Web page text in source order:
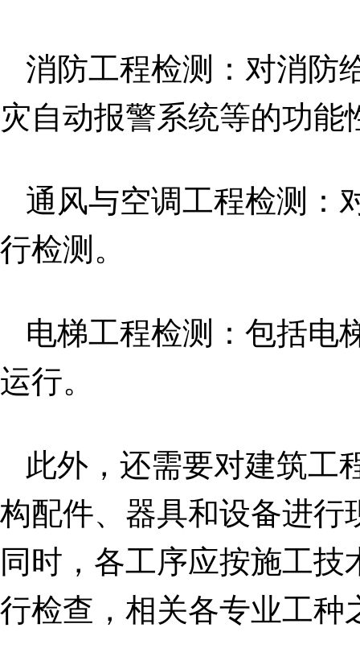
消防工程检测：对消防
灾自动报警系统等的功
通风与空调工程检测：
行检测。
电梯工程检测：包括电
运行。
此外，还需要对建筑工
构配件、器具和设备进行
同时，各工序应按施工
行检查，相关各专业工种